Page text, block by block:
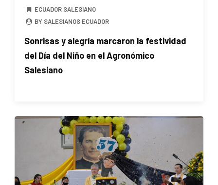
ECUADOR SALESIANO
BY SALESIANOS ECUADOR
Sonrisas y alegría marcaron la festividad
del Día del Niño en el Agronómico
Salesiano